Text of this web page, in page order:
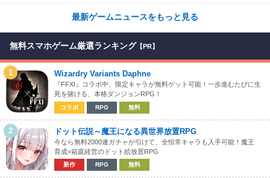
最新ゲームニュースをもっと見る
無料スマホゲーム厳選ランキング 【PR】
1 Wizardry Variants Daphne
『FFXI』コラボ中、限定キャラが無料ゲット可能！一歩進むたびに生
死を賭ける、本格ダンジョンRPG！
コラボ RPG 無料
2 ドット伝説～魔王になる異世界放置RPG
今なら無料2000連ガチャが引けて、全恒常キャラも入手可能！魔王
育成×箱庭経営のドット絵放置RPG
新作 RPG 無料